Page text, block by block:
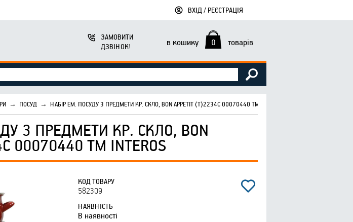
ВХІД / РЕЄСТРАЦІЯ
ЗАМОВИТИ
ДЗВІНОК!
в кошику 0 товарів
→ ПОСУД → НАБІР ЕМ. ПОСУДУ 3 ПРЕДМЕТИ КР. СКЛО, BON APPETIT (Т)2234С 00070440 ТМ INTEROS
3 ПРЕДМЕТИ КР. СКЛО, BON
00070440 ТМ INTEROS
КОД ТОВАРУ
582309
НАЯВНІСТЬ
В наявності